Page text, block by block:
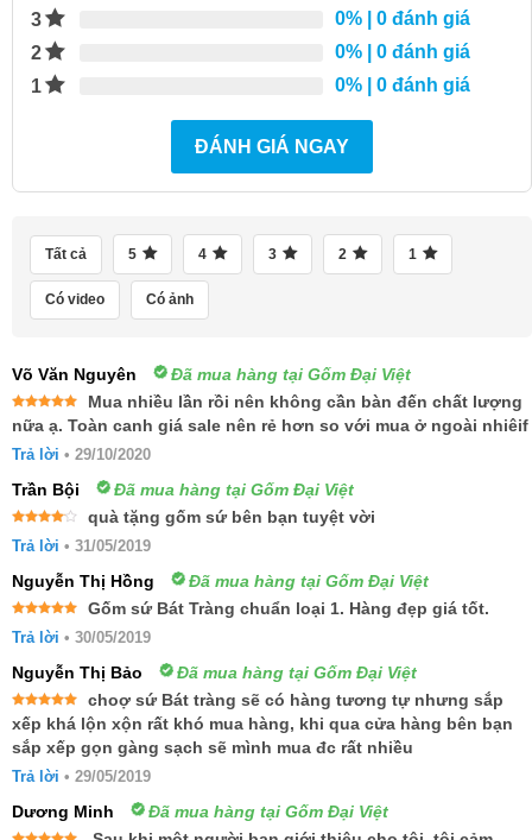
3
0% | 0 đánh giá
2
0% | 0 đánh giá
1
0% | 0 đánh giá
ĐÁNH GIÁ NGAY
Tất cả 5 4 3 2 1
Có video Có ảnh
Võ Văn Nguyên Đã mua hàng tại Gốm Đại Việt
Được xếp
hạng 55
sao
Mua nhiều lần rồi nên không cần bàn đến chất lượng
nữa ạ. Toàn canh giá sale nên rẻ hơn so với mua ở ngoài nhiêif
Trả lời • 29/10/2020
Trần Bội Đã mua hàng tại Gốm Đại Việt
xếp
5 sao
quà tặng gốm sứ bên bạn tuyệt vời
Trả lời • 31/05/2019
Nguyễn Thị Hồng Đã mua hàng tại Gốm Đại Việt
hạng55
Gốm sứ Bát Tràng chuẩn loại 1. Hàng đẹp giá tốt.
Trả lời • 30/05/2019
Nguyễn Thị Bảo Đã mua hàng tại Gốm Đại Việt
Được xếp
hạng 55
sao
choợ sứ Bát tràng sẽ có hàng tương tự nhưng sắp
xếp khá lộn xộn rất khó mua hàng, khi qua cửa hàng bên bạn
sắp xếp gọn gàng sạch sẽ mình mua đc rất nhiều
Trả lời • 29/05/2019
Dương Minh
Đã mua hàng tại Gốm Đại Việt